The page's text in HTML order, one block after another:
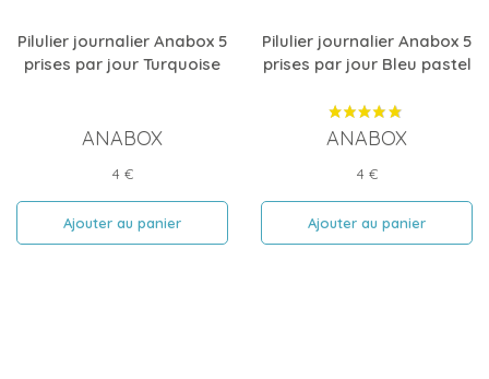
Pilulier journalier Anabox 5
prises par jour Turquoise
ANABOX
Prix
4 €
Ajouter au panier
Pilulier journalier Anabox 5
prises par jour Bleu pastel
ANABOX
Prix
4 €
Ajouter au panier